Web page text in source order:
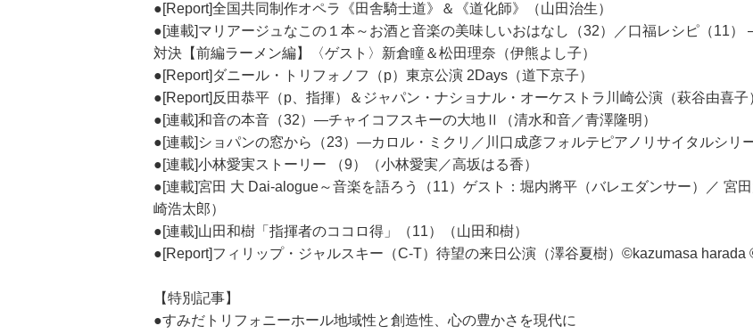
●[Report]全国共同制作オペラ《田舎騎士道》＆《道化師》（山田治生）
●[連載]マリアージュなこの１本～お酒と音楽の美味しいおはなし（32）／口福レシピ（11）
対決【前編ラーメン編】〈ゲスト〉新倉瞳＆松田理奈（伊熊よし子）
●[Report]ダニール・トリフォノフ（p）東京公演 2Days（道下京子）
●[Report]反田恭平（p、指揮）＆ジャパン・ナショナル・オーケストラ川崎公演（萩谷由喜子
●[連載]和音の本音（32）―チャイコフスキーの大地Ⅱ（清水和音／青澤隆明）
●[連載]ショパンの窓から（23）―カロル・ミクリ／川口成彦フォルテピアノリサイタルシリ
●[連載]小林愛実ストーリー （9）（小林愛実／高坂はる香）
●[連載]宮田 大 Dai-alogue～音楽を語ろう（11）ゲスト：堀内將平（バレエダンサー）／ 宮
崎浩太郎）
●[連載]山田和樹「指揮者のココロ得」（11）（山田和樹）
●[Report]フィリップ・ジャルスキー（C-T）待望の来日公演（澤谷夏樹）©kazumasa
【特別記事】
●すみだトリフォニーホール地域性と創造性、心の豊かさを現代に